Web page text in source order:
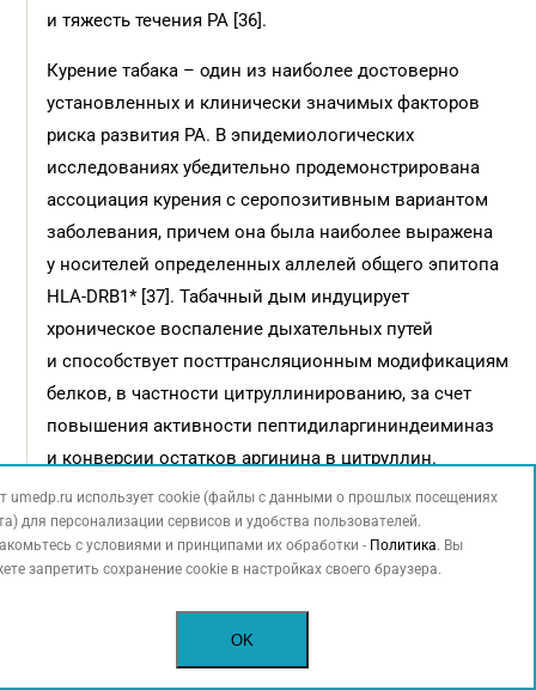
и тяжесть течения РА [36].
Курение табака – один из наиболее достоверно
установленных и клинически значимых факторов
риска развития РА. В эпидемиологических
исследованиях убедительно продемонстрирована
ассоциация курения с серопозитивным вариантом
заболевания, причем она была наиболее выражена
у носителей определенных аллелей общего эпитопа
HLA-DRB1* [37]. Табачный дым индуцирует
хроническое воспаление дыхательных путей
и способствует посттрансляционным модификациям
белков, в частности цитруллинированию, за счет
повышения активности пептидиларгининдеиминаз
и конверсии остатков аргинина в цитруллин.
Цитруллинированные белки функционируют как
неоантигены, запускающие аутоиммунный ответ
и стимулирующие продукцию АЦЦП [38]. Помимо
регуляцию воспалительного ответа, усиливает
окислительный стресс и снижает эффективность
базисных противовоспалительных препаратов
umedp.ru использует cookie (файлы с данными о прошлых посещениях
для персонализации сервисов и удобства пользователей.
с условиями и принципами их обработки - Политика. Вы
запретить сохранение cookie в настройках своего браузера.
OK